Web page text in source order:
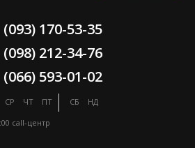
(093) 170-53-35
(098) 212-34-76
(066) 593-01-02
СР ЧТ ПТ СБ
НД
call-центр